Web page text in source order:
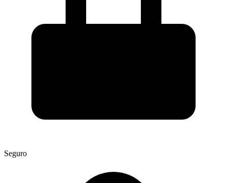
Seguro